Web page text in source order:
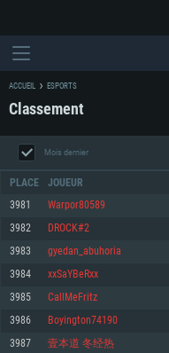
Minimum
Minimum
Minimum
ACCUEIL ESPORTS
Classement
Mois dernier
PLACE JOUEUR
3981 Warpor80589
3982 DROCK#2
3983 gyedan_abuhoria
3984 xxSaYBeRxx
3985 CallMeFritz
3986 Boyington74190
3987 壹本道 冬经热